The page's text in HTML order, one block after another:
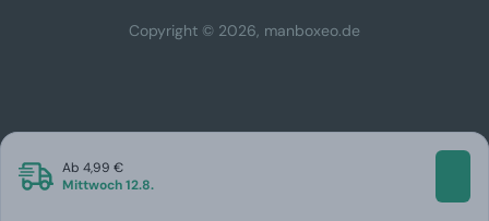
Mittwoch 12.8.
Ab 4,99 €
Copyright © 2026, manboxeo.de